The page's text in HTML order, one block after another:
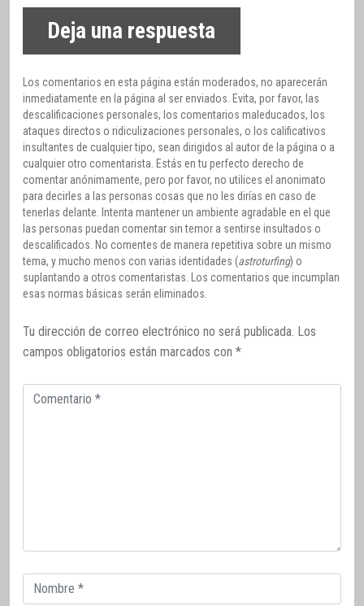
Deja una respuesta
Los comentarios en esta página están moderados, no aparecerán
inmediatamente en la página al ser enviados. Evita, por favor, las
descalificaciones personales, los comentarios maleducados, los
ataques directos o ridiculizaciones personales, o los calificativos
insultantes de cualquier tipo, sean dirigidos al autor de la página o a
cualquier otro comentarista. Estás en tu perfecto derecho de
comentar anónimamente, pero por favor, no utilices el anonimato
para decirles a las personas cosas que no les dirías en caso de
tenerlas delante. Intenta mantener un ambiente agradable en el que
las personas puedan comentar sin temor a sentirse insultados o
descalificados. No comentes de manera repetitiva sobre un mismo
tema, y mucho menos con varias identidades (astroturfing) o
suplantando a otros comentaristas. Los comentarios que incumplan
esas normas básicas serán eliminados.
Tu dirección de correo electrónico no será publicada. Los
campos obligatorios están marcados con *
Comentario
Correo